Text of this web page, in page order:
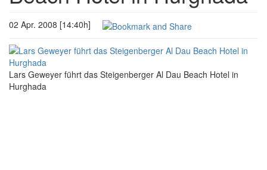
02 Apr. 2008 [14:40h]
Lars Geweyer führt das Steigenberger Al Dau Beach Hotel in
Hurghada